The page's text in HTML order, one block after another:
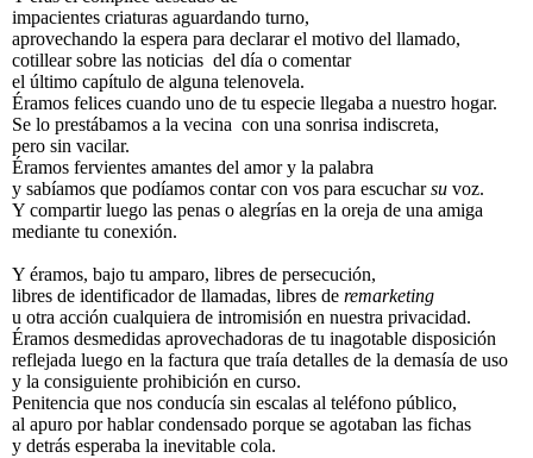
impacientes criaturas aguardando turno,
aprovechando la espera para declarar el motivo del llamado,
cotillear sobre las noticias del día o comentar
el último capítulo de alguna telenovela.
Éramos felices cuando uno de tu especie llegaba a nuestro hogar.
Se lo prestábamos a la vecina con una sonrisa indiscreta,
pero sin vacilar.
Éramos fervientes amantes del amor y la palabra
y sabíamos que podíamos contar con vos para escucharsu voz.
Y compartir luego las penas o alegrías en la oreja de una amiga
mediante tu conexión.
Y éramos, bajo tu amparo, libres de persecución,
libres de identificador de llamadas, libres de remarketing
u otra acción cualquiera de intromisión en nuestra privacidad.
Éramos desmedidas aprovechadoras de tu inagotable disposición
reflejada luego en la factura que traía detalles de la demasía de uso
y la consiguiente prohibición en curso.
Penitencia que nos conducía sin escalas al teléfono público,
al apuro por hablar condensado porque se agotaban las fichas
y detrás esperaba la inevitable cola.